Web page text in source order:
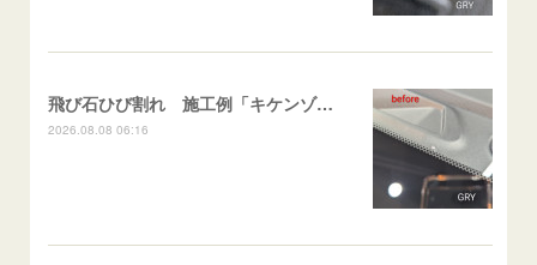
飛び石ひび割れ 施工例「キケンゾーン範囲・ストレートブレイク」フェアレディＺ
2026.08.08 06:16